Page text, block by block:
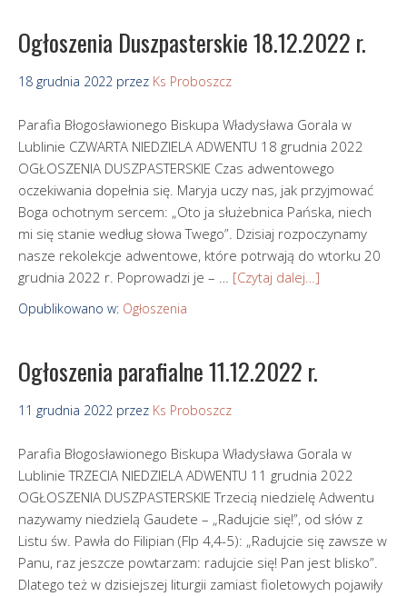
Ogłoszenia Duszpasterskie 18.12.2022 r.
18 grudnia 2022 przez Ks Proboszcz
Parafia Błogosławionego Biskupa Władysława Gorala w
Lublinie CZWARTA NIEDZIELA ADWENTU 18 grudnia 2022
OGŁOSZENIA DUSZPASTERSKIE Czas adwentowego
oczekiwania dopełnia się. Maryja uczy nas, jak przyjmować
Boga ochotnym sercem: „Oto ja służebnica Pańska, niech
mi się stanie według słowa Twego”. Dzisiaj rozpoczynamy
nasze rekolekcje adwentowe, które potrwają do wtorku 20
grudnia 2022 r. Poprowadzi je – … [Czytaj dalej…]
Opublikowano w: Ogłoszenia
Ogłoszenia parafialne 11.12.2022 r.
11 grudnia 2022 przez Ks Proboszcz
Parafia Błogosławionego Biskupa Władysława Gorala w
Lublinie TRZECIA NIEDZIELA ADWENTU 11 grudnia 2022
OGŁOSZENIA DUSZPASTERSKIE Trzecią niedzielę Adwentu
nazywamy niedzielą Gaudete – „Radujcie się!”, od słów z
Listu św. Pawła do Filipian (Flp 4,4-5): „Radujcie się zawsze w
Panu, raz jeszcze powtarzam: radujcie się! Pan jest blisko”.
Dlatego też w dzisiejszej liturgii zamiast fioletowych pojawiły